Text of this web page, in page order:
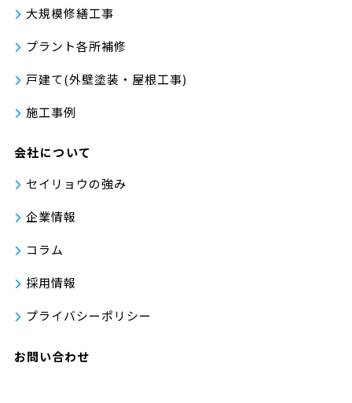
大規模修繕工事
プラント各所補修
戸建て(外壁塗装・屋根工事)
施工事例
会社について
セイリョウの強み
企業情報
コラム
採用情報
プライバシーポリシー
お問い合わせ